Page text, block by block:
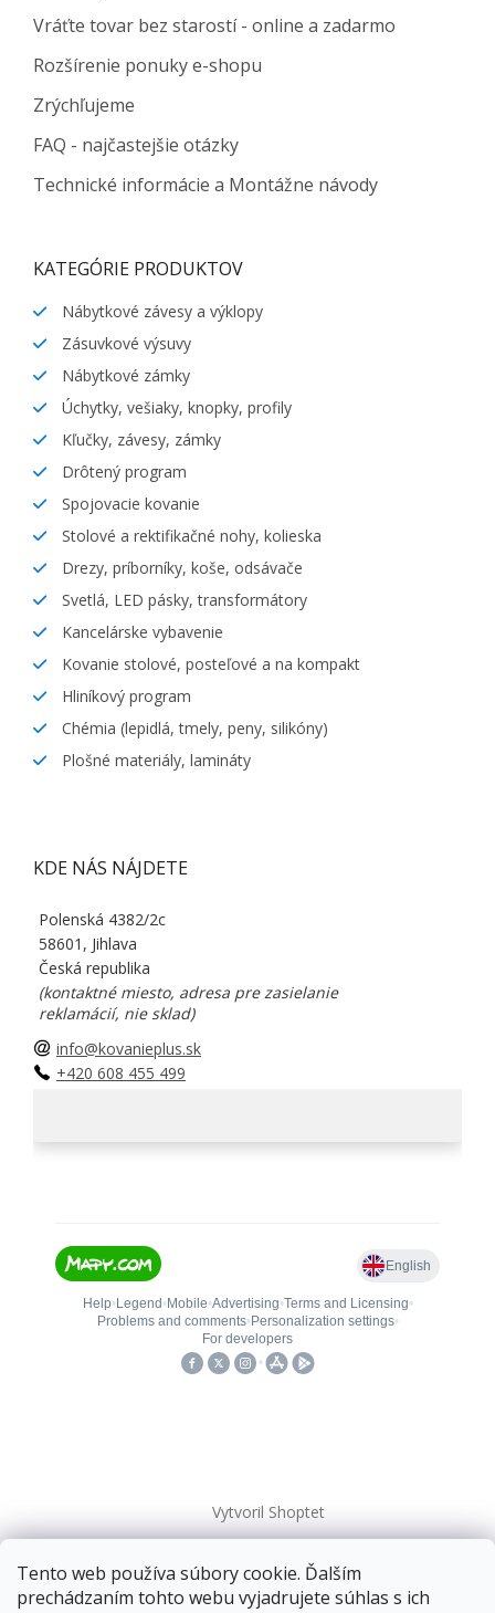
Tento web používa súbory cookie. Ďalším
prechádzaním tohto webu vyjadrujete súhlas s ich
Vráťte tovar bez starostí - online a zadarmo
Rozšírenie ponuky e-shopu
Zrýchľujeme
FAQ - najčastejšie otázky
Technické informácie a Montážne návody
KATEGÓRIE PRODUKTOV
Nábytkové závesy a výklopy
Zásuvkové výsuvy
Nábytkové zámky
Úchytky, vešiaky, knopky, profily
Kľučky, závesy, zámky
Drôtený program
Spojovacie kovanie
Stolové a rektifikačné nohy, kolieska
Drezy, príborníky, koše, odsávače
Svetlá, LED pásky, transformátory
Kancelárske vybavenie
Kovanie stolové, posteľové a na kompakt
Hliníkový program
Chémia (lepidlá, tmely, peny, silikóny)
Plošné materiály, lamináty
KDE NÁS NÁJDETE
Polenská 4382/2c
58601, Jihlava
Česká republika
(kontaktné miesto, adresa pre zasielanie
reklamácií, nie sklad)
info@kovanieplus.sk
+420 608 455 499
Vytvoril Shoptet
Copyright 2026kovanieplus. Všetky práva vyhradené.